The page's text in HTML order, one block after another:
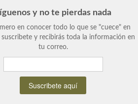
este maravilloso país, mi experiencia
de esta especialidad.
y no te pierdas nada
en conocer todo lo que se "cuece" en
suscribete y recibirás toda la información en
tu correo.